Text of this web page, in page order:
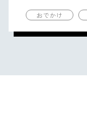
おでかけ